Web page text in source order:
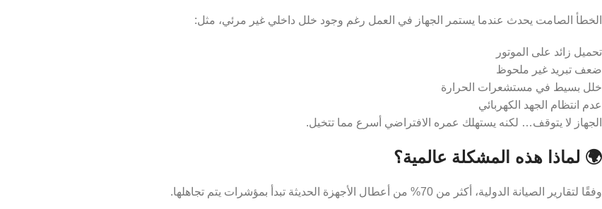
الخطأ الصامت يحدث عندما يستمر الجهاز في العمل رغم وجود خلل داخلي غير مرئي، مثل:
تحميل زائد على الموتور
ضعف تبريد غير ملحوظ
خلل بسيط في مستشعرات الحرارة
عدم انتظام الجهد الكهربائي
الجهاز لا يتوقف… لكنه يستهلك عمره الافتراضي أسرع مما تتخيل.
🌍 لماذا هذه المشكلة عالمية؟
وفقًا لتقارير الصيانة الدولية، أكثر من 70% من أعطال الأجهزة الحديثة تبدأ بمؤشرات يتم تجاهلها.